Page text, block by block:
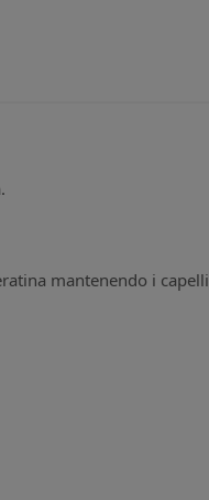
mantenendo i capelli